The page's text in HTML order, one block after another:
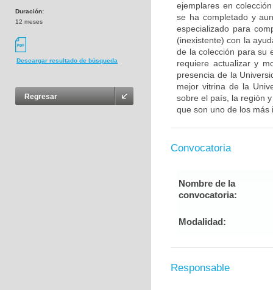
Duración:
12 meses
Descargar resultado de búsqueda
Regresar
ejemplares en
se ha completado y
especializado para
(inexistente) con la
de la colección para su
requiere actualizar y
presencia de la
mejor vitrina de la
sobre el país, la región
que son uno de los
Convocatoria
Nombre de la
convocatoria:
Modalidad:
Responsable